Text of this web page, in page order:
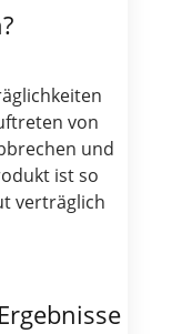
von
und
ist so
verträglich